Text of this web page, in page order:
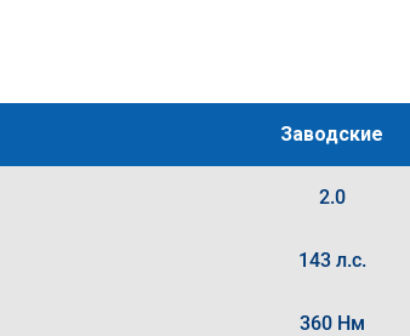
Заводские
2.0
143 л.с.
360 Нм